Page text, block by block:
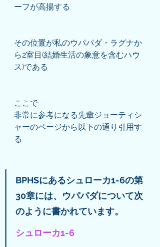
ーフが高揚する
その位置が私のウパパダ・ラグナか
ら2室目(結婚生活の象意を含むハウ
ス)である
ここで
非常に参考になる先輩ジョーティシ
ャーのページから以下の通り引用す
る
BPHSにあるシュローカ1-6の第
30章には、ウパパダについて次
のように書かれています。
シュローカ1-6